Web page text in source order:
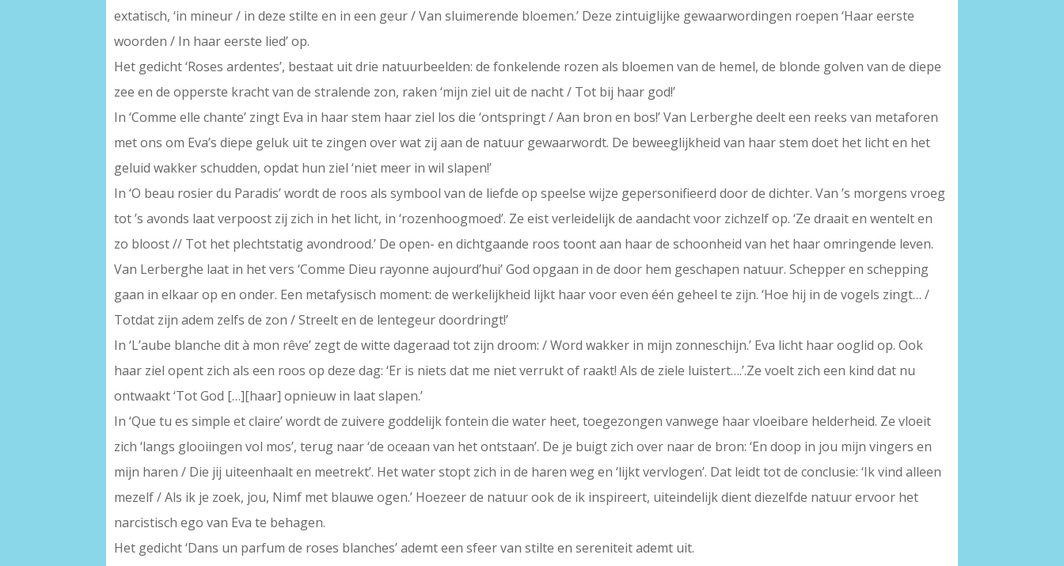
extatisch, ‘in mineur / in deze stilte en in een geur / Van sluimerende bloemen.’ Deze zintuiglijke gewaarwordingen roepen ‘Haar eerste
woorden / In haar eerste lied’ op.
Het gedicht ‘Roses ardentes’, bestaat uit drie natuurbeelden: de fonkelende rozen als bloemen van de hemel, de blonde golven van de diepe
zee en de opperste kracht van de stralende zon, raken ‘mijn ziel uit de nacht / Tot bij haar god!’
In ‘Comme elle chante’ zingt Eva in haar stem haar ziel los die ‘ontspringt / Aan bron en bos!’ Van Lerberghe deelt een reeks van metaforen
met ons om Eva’s diepe geluk uit te zingen over wat zij aan de natuur gewaarwordt. De beweeglijkheid van haar stem doet het licht en het
geluid wakker schudden, opdat hun ziel ‘niet meer in wil slapen!’
In ‘O beau rosier du Paradis’ wordt de roos als symbool van de liefde op speelse wijze gepersonifieerd door de dichter. Van ’s morgens vroeg
tot ’s avonds laat verpoost zij zich in het licht, in ‘rozenhoogmoed’. Ze eist verleidelijk de aandacht voor zichzelf op. ‘Ze draait en wentelt en
zo bloost // Tot het plechtstatig avondrood.’ De open- en dichtgaande roos toont aan haar de schoonheid van het haar omringende leven.
Van Lerberghe laat in het vers ‘Comme Dieu rayonne aujourd’hui’ God opgaan in de door hem geschapen natuur. Schepper en schepping
gaan in elkaar op en onder. Een metafysisch moment: de werkelijkheid lijkt haar voor even één geheel te zijn. ‘Hoe hij in de vogels zingt… /
Totdat zijn adem zelfs de zon / Streelt en de lentegeur doordringt!’
In ‘L’aube blanche dit à mon rêve’ zegt de witte dageraad tot zijn droom: / Word wakker in mijn zonneschijn.’ Eva licht haar ooglid op. Ook
haar ziel opent zich als een roos op deze dag: ‘Er is niets dat me niet verrukt of raakt! Als de ziele luistert….’.Ze voelt zich een kind dat nu
ontwaakt ‘Tot God […][haar] opnieuw in laat slapen.’
In ‘Que tu es simple et claire’ wordt de zuivere goddelijk fontein die water heet, toegezongen vanwege haar vloeibare helderheid. Ze vloeit
zich ‘langs glooiingen vol mos’, terug naar ‘de oceaan van het ontstaan’. De je buigt zich over naar de bron: ‘En doop in jou mijn vingers en
mijn haren / Die jij uiteenhaalt en meetrekt’. Het water stopt zich in de haren weg en ‘lijkt vervlogen’. Dat leidt tot de conclusie: ‘Ik vind alleen
mezelf / Als ik je zoek, jou, Nimf met blauwe ogen.’ Hoezeer de natuur ook de ik inspireert, uiteindelijk dient diezelfde natuur ervoor het
narcistisch ego van Eva te behagen.
Het gedicht ‘Dans un parfum de roses blanches’ ademt een sfeer van stilte en sereniteit ademt uit.